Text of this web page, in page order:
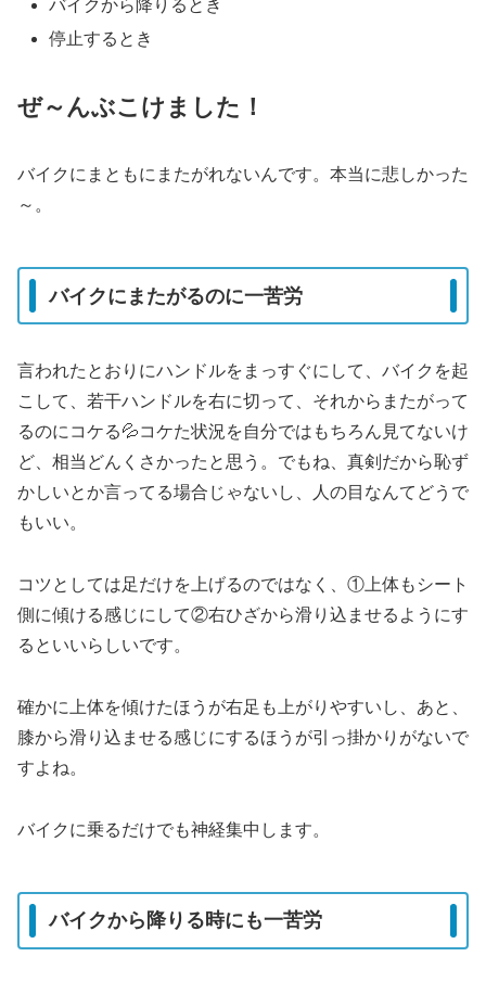
バイクから降りるとき
停止するとき
ぜ～んぶこけました！
バイクにまともにまたがれないんです。本当に悲しかった
～。
バイクにまたがるのに一苦労
言われたとおりにハンドルをまっすぐにして、バイクを起
こして、若干ハンドルを右に切って、それからまたがって
るのにコケる💦コケた状況を自分ではもちろん見てないけ
ど、相当どんくさかったと思う。でもね、真剣だから恥ず
かしいとか言ってる場合じゃないし、人の目なんてどうで
もいい。
コツとしては足だけを上げるのではなく、①上体もシート
側に傾ける感じにして②右ひざから滑り込ませるようにす
るといいらしいです。
確かに上体を傾けたほうが右足も上がりやすいし、あと、
膝から滑り込ませる感じにするほうが引っ掛かりがないで
すよね。
バイクに乗るだけでも神経集中します。
バイクから降りる時にも一苦労